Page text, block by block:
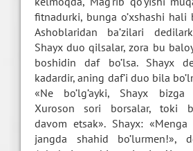
fitnadurki, bunga o’xshashi hali
Ashoblaridan ba’zilari
Shayx duo qilsalar, zora bu
boshidin daf bo’lsa. Shayx
kadardir, aning daf’i duo bila
«Ne bo’lg’ayki, Shayx
Xuroson sori borsalar, toki
davom etsak». Shayx: «Menga
jangda shahid bo’lurmen!»,